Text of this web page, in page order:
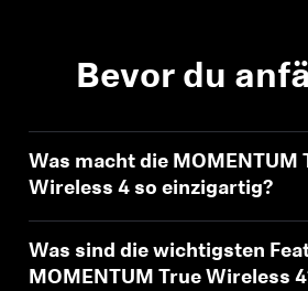
Ressourcen zum Thema Hören
Original-Hörteile & Zubehör
Bevor du
Was macht die MOMENTUM
Wireless 4 so einzigartig?
Was sind die wichtigsten
MOMENTUM True Wireless